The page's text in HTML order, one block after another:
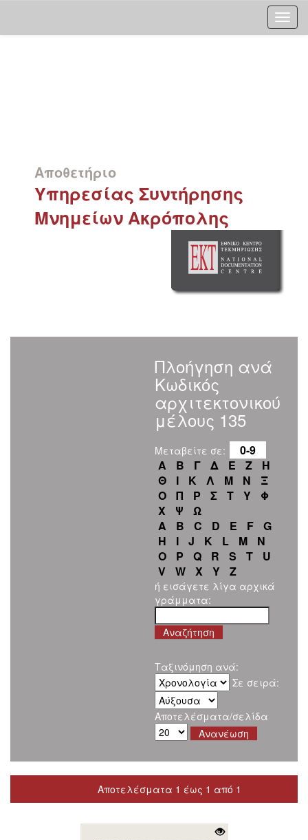
Αποθετήριο
Υπηρεσίας Συντήρησης
Μνημείων Ακρόπολης
Πλοήγηση ανά
Κωδικός
αρχιτεκτονικού
μέλους 135
Μεταβείτε σε:
0-9
Α
Β Γ Δ Ε Ζ
Η
Θ
Ι Κ Λ Μ Ν
Ξ
Ο
Π Ρ Σ Τ Υ
Φ
Χ
Ψ
Ω
A
B C D E F
G
H
I J K L M
N
O
P Q R S T
U
V
W X Y Z
ή εισάγετε λίγα αρχικά
γράμματα:
Ταξινόμηση ανά:
Σε σειρά:
Αποτελέσματα/σελίδα
Αποτελέσματα 1 έως 1 από 1